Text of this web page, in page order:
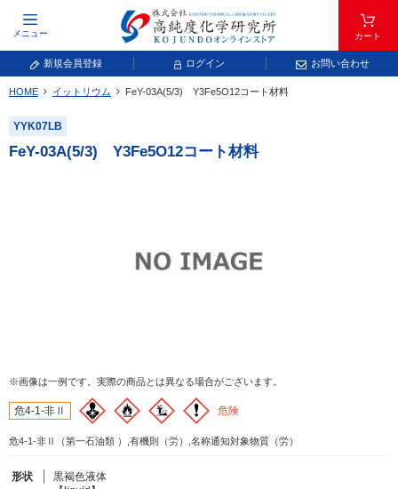
メニュー カート
新規会員登録 ログイン お問い合わせ
元素記号で検索する
元素周期表をタップすると、拡大表示されます。拡大した表から元素記号をタップ
し、一覧へ移動してください。
キーワードで検索する
フリーワードで検索
カタログコードで検索
HOME イットリウム FeY-03A(5/3) Y3Fe5O12コート材料
YYK07LB
FeY-03A(5/3) Y3Fe5O12コート材料
※画像は一例です。実際の商品とは異なる場合がございます。
危4-1-非Ⅱ 危険
危4-1-非Ⅱ（第一石油類 ）,有機則（労）,名称通知対象物質（労）
形状
黒褐色液体